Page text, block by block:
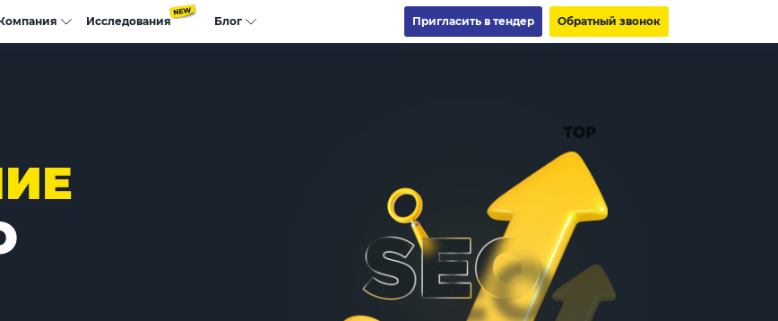
Исследования Блог Пригласить в тендер Обратный звонок